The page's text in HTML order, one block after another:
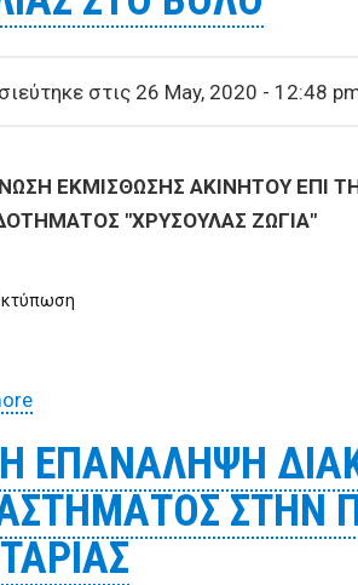
στις 26 May, 2020 - 12:48
ΕΚΜΙΣΘΩΣΗΣ ΑΚΙΝΗΤΟΥ ΕΠΙ
"ΧΡΥΣΟΥΛΑΣ ΖΩΓΙΑ"
about ΑΝΑΚΟΙΝΩΣΗ ΕΚΜΙΣΘΩΣΗΣ
ΕΠΑΝΑΛΗΨΗ
ΣΤΗΝ